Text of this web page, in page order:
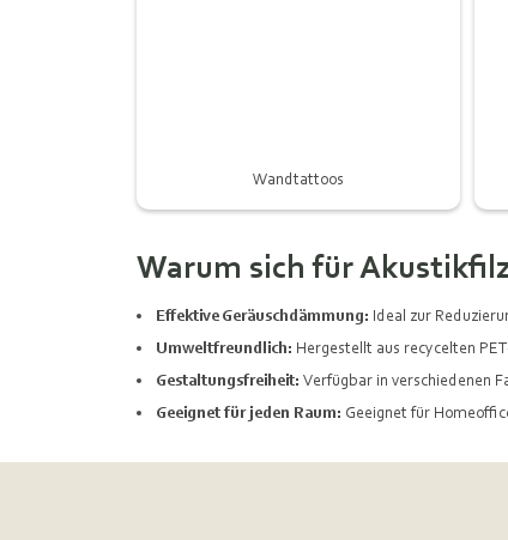
Wandtattoos
Warum sich für
Effektive Geräuschdämmung: Ideal zur
Umweltfreundlich: Hergestellt aus recycelten
Gestaltungsfreiheit: Verfügbar in verschiedenen
Geeignet für jeden Raum: Geeignet für